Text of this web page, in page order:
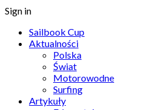
Sign in
Sailbook Cup
Aktualności
Polska
Świat
Motorowodne
Surfing
Artykuły